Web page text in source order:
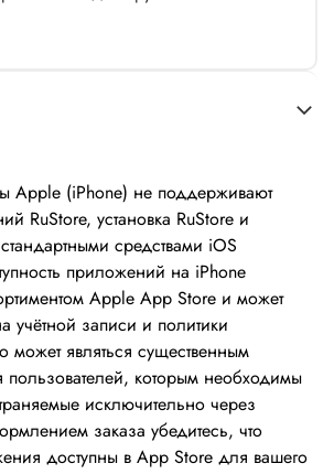
Apple (iPhone) не поддерживают
RuStore, установка RuStore и
средствами iOS
приложений на iPhone
Apple App Store и может
учётной записи и политики
может являться существенным
которым необходимы
исключительно через
заказа убедитесь, что
доступны в App Store для вашего